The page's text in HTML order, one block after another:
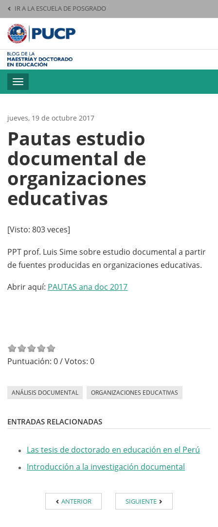
IR A LA ESCUELA DE POSGRADO
Pontificia
Toggle
navigation
jueves, 19 de octubre 2017
Pautas estudio
documental de
organizaciones
educativas
[Visto: 803 veces]
PPT prof. Luis Sime sobre estudio documental a partir
de fuentes producidas en organizaciones educativas.
Abrir aquí: PAUTAS ana doc 2017
Puntuación: 0/ Votos: 0
ANÁLISIS DOCUMENTAL ORGANIZACIONES EDUCATIVAS
ENTRADAS RELACIONADAS
Las tesis de doctorado en educación en el Perú
Introducción a la investigación documental
ANTERIOR SIGUIENTE